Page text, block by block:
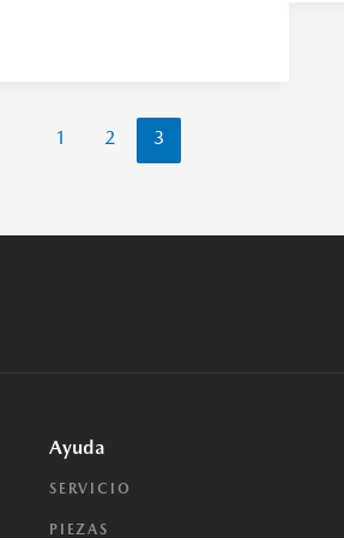
1 2 3
Ayuda
SERVICIO
PIEZAS